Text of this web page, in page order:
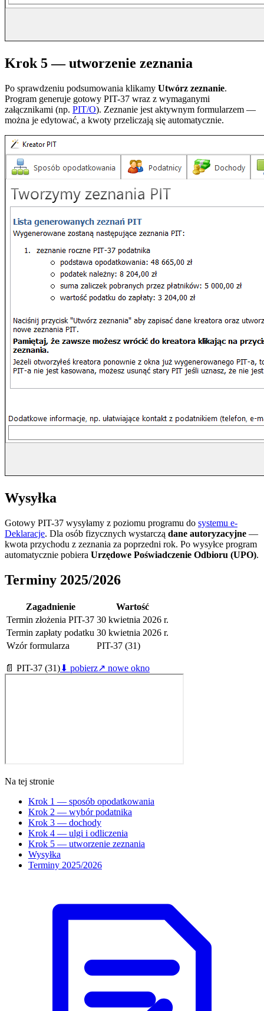
Krok 5 — utworzenie zeznania
Po sprawdzeniu podsumowania klikamy Utwórz zeznanie.
Program generuje gotowy PIT-37 wraz z wymaganymi
załącznikami (np. PIT/O). Zeznanie jest aktywnym formularzem —
można je edytować, a kwoty przeliczają się automatycznie.
Wysyłka
Gotowy PIT-37 wysyłamy z poziomu programu do systemu e-
Deklaracje. Dla osób fizycznych wystarczą dane autoryzacyjne —
kwota przychodu z zeznania za poprzedni rok. Po wysyłce program
automatycznie pobiera Urzędowe Poświadczenie Odbioru (UPO).
Terminy 2025/2026
Zagadnienie
Wartość
Termin złożenia PIT-37 30 kwietnia 2026 r.
Termin zapłaty podatku 30 kwietnia 2026 r.
Wzór formularza
PIT-37 (31)
📄 PIT-37 (31)⬇ pobierz↗ nowe okno
Na tej stronie
Krok 1 — sposób opodatkowania
Krok 2 — wybór podatnika
Krok 3 — dochody
Krok 4 — ulgi i odliczenia
Krok 5 — utworzenie zeznania
Wysyłka
Terminy 2025/2026